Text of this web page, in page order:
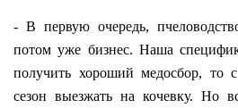
- В первую очередь,
потом уже бизнес. Наша
получить хороший медосбор, то
сезон выезжать на кочевку. Но